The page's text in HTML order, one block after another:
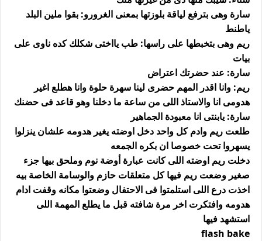
سارة وهى بترفع لياقة بلوزتها بمعنى الغرورو: بقوا ملين البلد
ياطنط
ريم وهى بتخبطها على راسها: طب يااختى شكلك كده ناوى على
بيات
سارة: عند حضرتك اعتراض
ريم: وانا اقدر المهم حضرى لينا سهرة حلوة وانا هطلع اغير
هدومى انا والاستاذ اللى من ساعة ما دخلنا وهو قاعد فى حضنك
سارة: يابنتى انا معبودة الجماهير
طلعت ريم وادم كل واحد دخل اوضته يغير هدومه علشان ينزلوا
يسهروا تحت خصوصا ان بكره الجمعه
دخلت ريم اوضته اللى كانت عبارة أوضة نوم وملحق بيها جزء
صغير وضعت ريم فيها كل متعلقات حازم والوسامة الخاصة بيه
اخذت درع اللى استلمتوا فى الاحتفال وضعتوا مكانه وقفت ادام
هدومه وافتكرت اخر مرة شافته قبل ما يطلع المهمة اللى
استشهد فيها
flash bake